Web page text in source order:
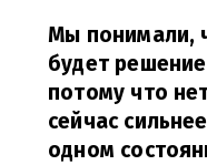
Мы понимали,
будет
потому что
сейчас
одном